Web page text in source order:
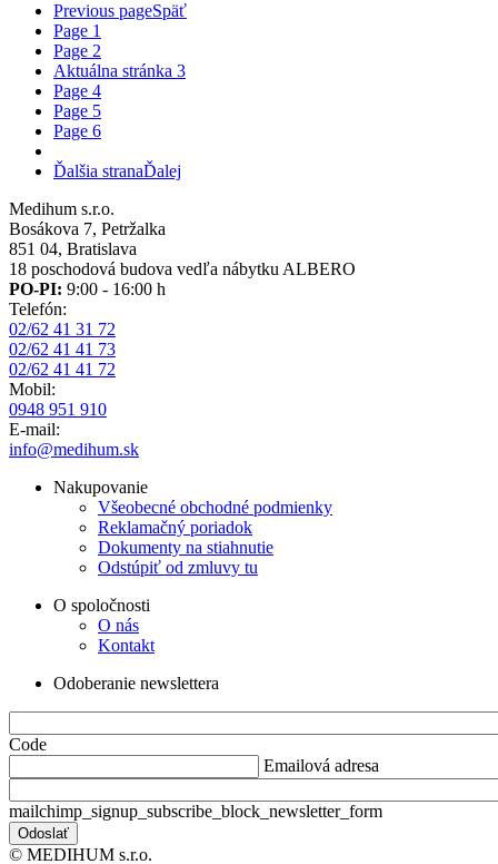
Previous pageSpäť
Page 1
Page 2
Aktuálna stránka 3
Page 4
Page 5
Page 6
Ďalšia stranaĎalej
Medihum s.r.o.
Bosákova 7, Petržalka
851 04, Bratislava
18 poschodová budova vedľa nábytku ALBERO
PO-PI: 9:00 - 16:00 h
Telefón:
02/62 41 31 72
02/62 41 41 73
02/62 41 41 72
Mobil:
0948 951 910
E-mail:
info@medihum.sk
Nakupovanie
Všeobecné obchodné podmienky
Reklamačný poriadok
Dokumenty na stiahnutie
Odstúpiť od zmluvy tu
O spoločnosti
O nás
Kontakt
Odoberanie newslettera
Code
Emailová adresa
mailchimp_signup_subscribe_block_newsletter_form
© MEDIHUM s.r.o.